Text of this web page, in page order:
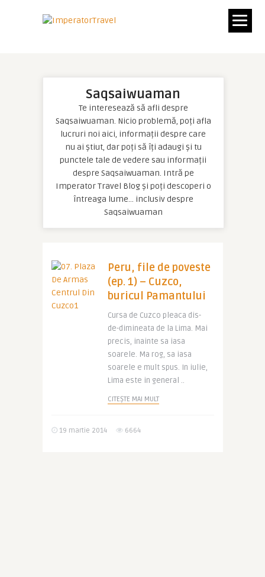
Saqsaiwuaman
Te interesează să afli despre
Saqsaiwuaman. Nicio problemă, poți afla
lucruri noi aici, informații despre care
nu ai știut, dar poți să îți adaugi și tu
punctele tale de vedere sau informații
despre Saqsaiwuaman. Intră pe
Imperator Travel Blog și poți descoperi o
întreaga lume… inclusiv despre
Saqsaiwuaman
Peru, file de poveste
(ep. 1) – Cuzco,
buricul Pamantului
Cursa de Cuzco pleaca dis-
de-dimineata de la Lima. Mai
precis, inainte sa iasa
soarele. Ma rog, sa iasa
soarele e mult spus. In iulie,
Lima este in general ..
CITEȘTE MAI MULT
19 martie 2014 6664